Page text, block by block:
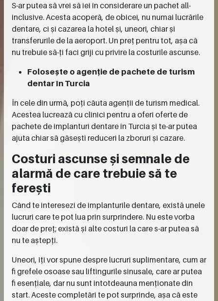
S-ar putea să vrei să iei în considerare un pachet all-
inclusive. Acesta acoperă, de obicei, nu numai lucrările
dentare, ci și cazarea la hotel și, uneori, chiar și
transferurile de la aeroport. Un preț pentru tot, așa că
nu trebuie să-ți faci griji cu privire la costurile ascunse.
Folosește o agenție de pachete de turism
dentar în Turcia
În cele din urmă, poți căuta agenții de turism medical.
Acestea lucrează cu clinici pentru a oferi oferte de
pachete de implanturi dentare în Turcia și te-ar putea
ajuta chiar să găsești reduceri la zboruri și cazare.
Costuri ascunse și semnale de
alarmă de care trebuie să te
ferești
Când te interesezi de implanturile dentare, există unele
lucruri care te pot lua prin surprindere. Nu este vorba
doar de preț; există și alte costuri la care s-ar putea să
nu te aștepți.
Uneori, îți vor spune despre lucruri suplimentare, cum ar
fi grefele osoase sau liftingurile sinusale, care ar putea
fi esențiale, dar nu sunt întotdeauna menționate din
start. Aceste completări te pot surprinde, așa că este